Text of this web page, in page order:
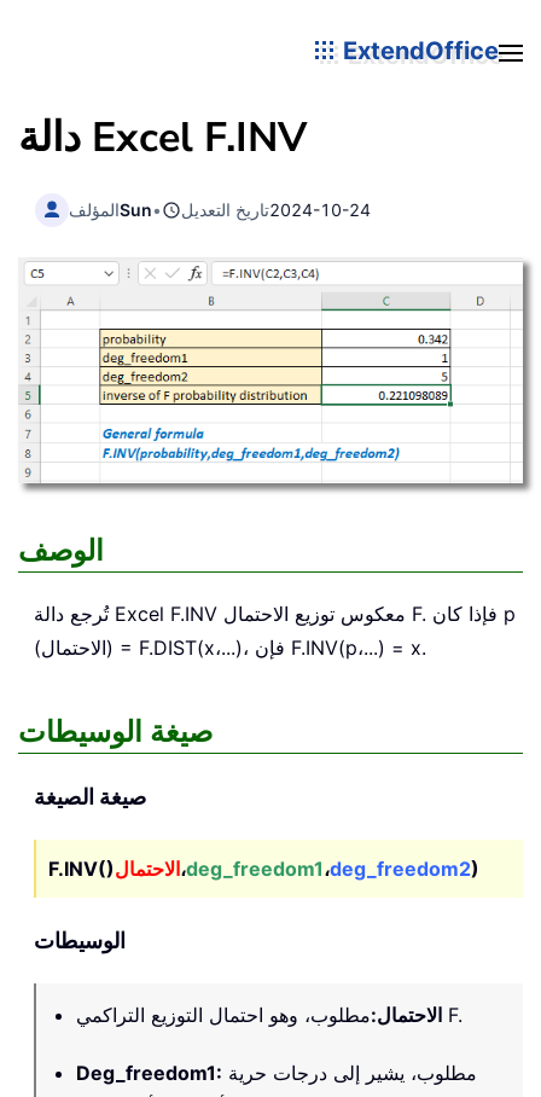
ExtendOffice
دالة Excel F.INV
المؤلفSun• تاريخ التعديل2024-10-24
الوصف
تُرجع دالة Excel F.INV
(الاحتمال) = F.DIST(x،...)، فإن F.INV(p،...) = x.
صيغة الوسيطات
صيغة الصيغة
F.INV()الاحتمال،deg_freedom1،deg_freedom2)
الوسيطات
الاحتمال: مطلوب، وهو احتمال التوزيع التراكمي F.
Deg_freedom1: